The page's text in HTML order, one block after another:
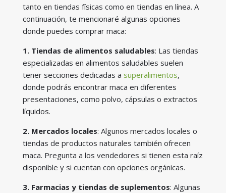
tanto en tiendas físicas como en tiendas en línea. A
continuación, te mencionaré algunas opciones
donde puedes comprar maca:
1. Tiendas de alimentos saludables: Las tiendas
especializadas en alimentos saludables suelen
tener secciones dedicadas a superalimentos,
donde podrás encontrar maca en diferentes
presentaciones, como polvo, cápsulas o extractos
líquidos.
2. Mercados locales: Algunos mercados locales o
tiendas de productos naturales también ofrecen
maca. Pregunta a los vendedores si tienen esta raíz
disponible y si cuentan con opciones orgánicas.
3. Farmacias y tiendas de suplementos: Algunas